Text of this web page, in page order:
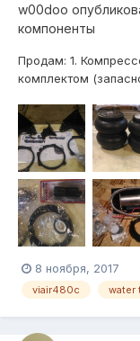
w00doo
компоненты
Продам: 1.
комплектом
Компрессор Viair
установочным
8 ноября, 2017
viair480c water